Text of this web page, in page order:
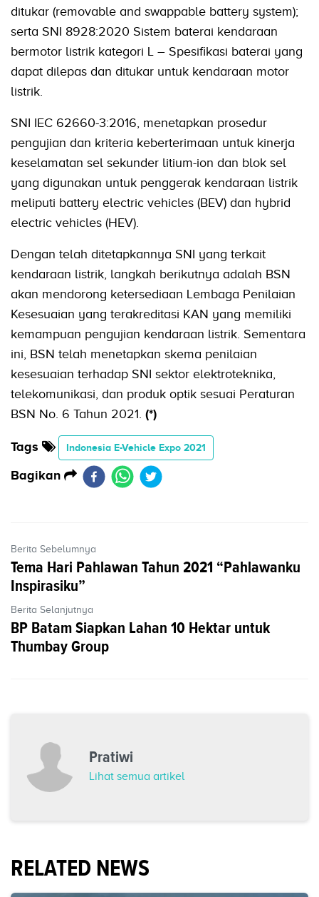
ditukar (removable and swappable battery system);
serta SNI 8928:2020 Sistem baterai kendaraan
bermotor listrik kategori L – Spesifikasi baterai yang
dapat dilepas dan ditukar untuk kendaraan motor
listrik.
SNI IEC 62660-3:2016, menetapkan prosedur
pengujian dan kriteria keberterimaan untuk kinerja
keselamatan sel sekunder litium-ion dan blok sel
yang digunakan untuk penggerak kendaraan listrik
meliputi battery electric vehicles (BEV) dan hybrid
electric vehicles (HEV).
Dengan telah ditetapkannya SNI yang terkait
kendaraan listrik, langkah berikutnya adalah BSN
akan mendorong ketersediaan Lembaga Penilaian
Kesesuaian yang terakreditasi KAN yang memiliki
kemampuan pengujian kendaraan listrik. Sementara
ini, BSN telah menetapkan skema penilaian
kesesuaian terhadap SNI sektor elektroteknika,
telekomunikasi, dan produk optik sesuai Peraturan
BSN No. 6 Tahun 2021. (*)
Tags Indonesia E-Vehicle Expo 2021
Bagikan
Berita Sebelumnya
Tema Hari Pahlawan Tahun 2021 “Pahlawanku
Inspirasiku”
Berita Selanjutnya
BP Batam Siapkan Lahan 10 Hektar untuk
Thumbay Group
Pratiwi
Lihat semua artikel
RELATED NEWS